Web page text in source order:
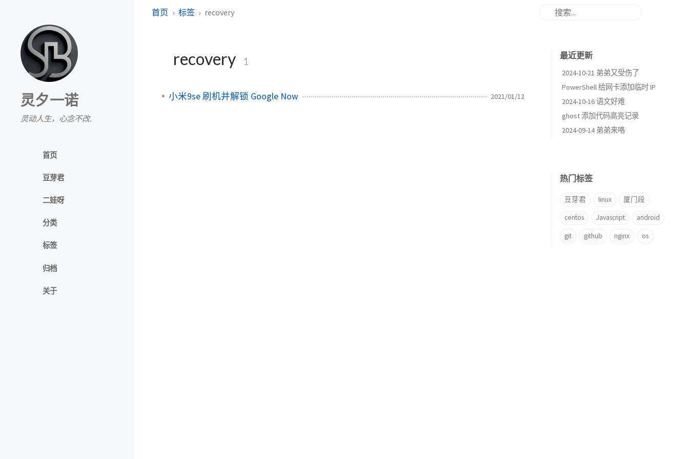
灵夕一诺
灵动人生，心念不改.
首页
豆芽君
二娃呀
分类
标签
归档
关于
首页 标签 recovery
recovery 1
小米9se 刷机并解锁 Google Now 2021/01/12
最近更新
2024-10-21 弟弟又受伤了
PowerShell 给网卡添加临时 IP
2024-10-16 语文好难
ghost 添加代码高亮记录
2024-09-14 弟弟来咯
热门标签
豆芽君 linux 厦门段
centos Javascript android
git github nginx os